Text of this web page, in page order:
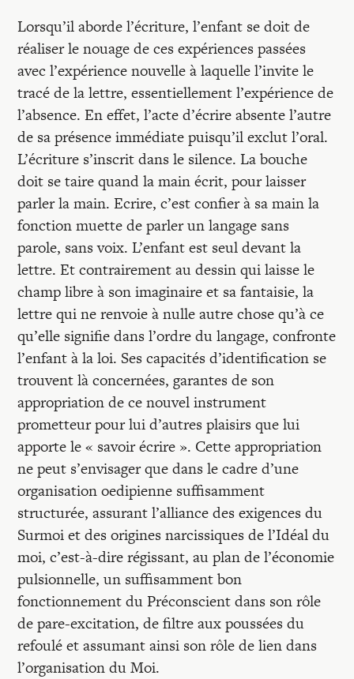
Lorsqu’il aborde l’écriture, l’enfant se doit de
réaliser le nouage de ces expériences passées
avec l’expérience nouvelle à laquelle l’invite le
tracé de la lettre, essentiellement l’expérience de
l’absence. En effet, l’acte d’écrire absente l’autre
de sa présence immédiate puisqu’il exclut l’oral.
L’écriture s’inscrit dans le silence. La bouche
doit se taire quand la main écrit, pour laisser
parler la main. Ecrire, c’est confier à sa main la
fonction muette de parler un langage sans
parole, sans voix. L’enfant est seul devant la
lettre. Et contrairement au dessin qui laisse le
champ libre à son imaginaire et sa fantaisie, la
lettre qui ne renvoie à nulle autre chose qu’à ce
qu’elle signifie dans l’ordre du langage, confronte
l’enfant à la loi. Ses capacités d’identification se
trouvent là concernées, garantes de son
appropriation de ce nouvel instrument
prometteur pour lui d’autres plaisirs que lui
apporte le « savoir écrire ». Cette appropriation
ne peut s’envisager que dans le cadre d’une
organisation oedipienne suffisamment
structurée, assurant l’alliance des exigences du
Surmoi et des origines narcissiques de l’Idéal du
moi, c’est-à-dire régissant, au plan de l’économie
pulsionnelle, un suffisamment bon
fonctionnement du Préconscient dans son rôle
de pare-excitation, de filtre aux poussées du
refoulé et assumant ainsi son rôle de lien dans
l’organisation du Moi.